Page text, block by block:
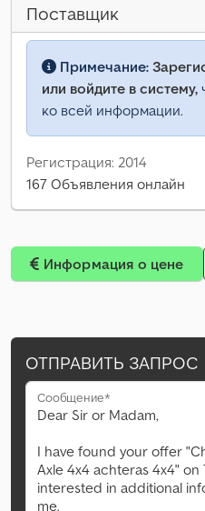
Поставщик
Примечание:
или войдите в систему,
ко всей информации.
Регистрация: 2014
167 Объявления онлайн
Информация о цене
ОТПРАВИТЬ ЗАПРОС
Сообщение*